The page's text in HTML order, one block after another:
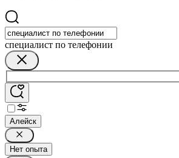
специалист по телефонии
Алейск
Нет опыта